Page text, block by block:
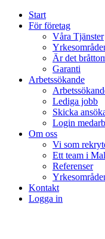
Start
För företag
Våra Tjänster
Är det
Garanti
Arbetssökande
Lediga jobb
Skicka
Login
Om oss
Vi som
Ett team i
Referenser
Kontakt
Logga in